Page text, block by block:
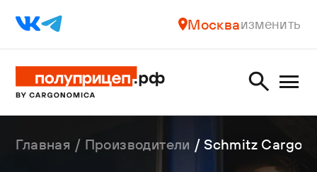
Москваизменить
Главная Производители Schmitz